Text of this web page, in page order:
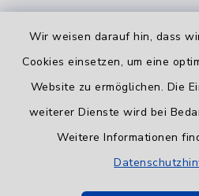
Wir weisen darauf hin, dass
Cookies einsetzen, um eine
Website zu ermöglichen. Die
weiterer Dienste wird bei
Weitere Informationen